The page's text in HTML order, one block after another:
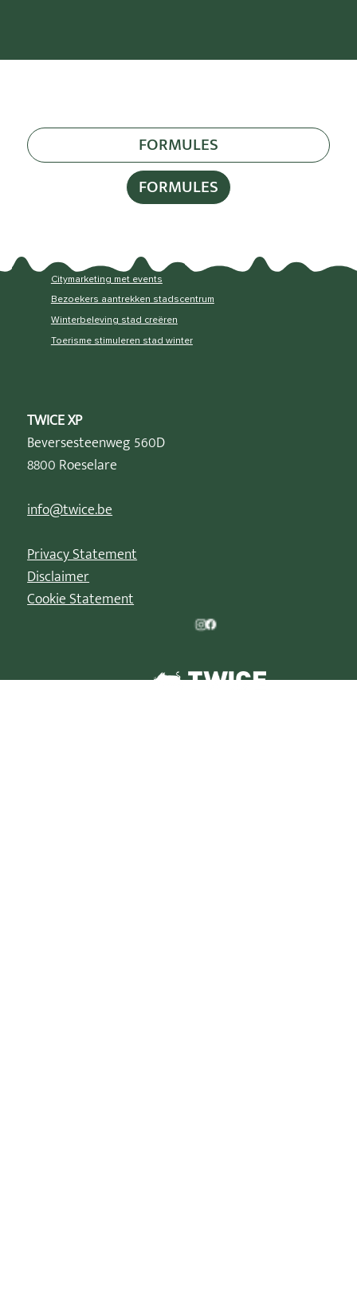
FORMULES
FORMULES
Citymarketing met events
Bezoekers aantrekken stadscentrum
Winterbeleving stad creëren
Toerisme stimuleren stad winter
TWICE XP
Beversesteenweg 560D
8800 Roeselare
info@twice.be
Privacy Statement
Disclaimer
Cookie Statement